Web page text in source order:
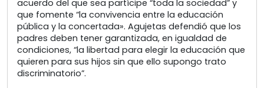
acuerdo del que sea partícipe “toda la sociedad” y
que fomente “la convivencia entre la educación
pública y la concertada». Agujetas defendió que los
padres deben tener garantizada, en igualdad de
condiciones, “la libertad para elegir la educación que
quieren para sus hijos sin que ello supongo trato
discriminatorio”.